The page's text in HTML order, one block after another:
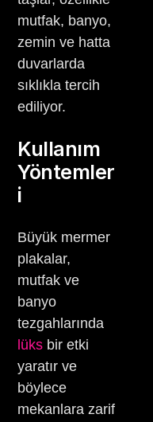
mutfak, banyo,
zemin ve hatta
duvarlarda
sıklıkla tercih
ediliyor.
Kullanım
Yöntemler
i
Büyük mermer
plakalar,
mutfak ve
banyo
tezgahlarında
lüks bir etki
yaratır ve
böylece
mekanlara zarif